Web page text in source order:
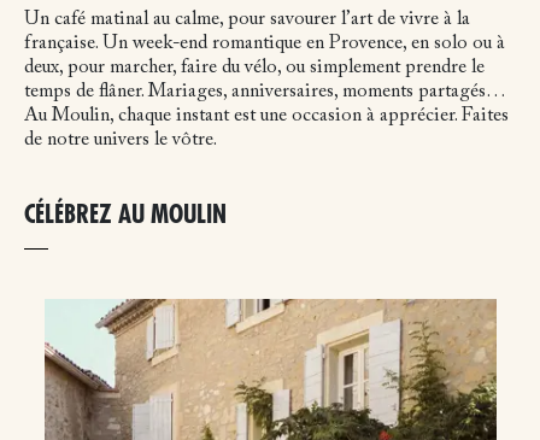
Un café matinal au calme, pour savourer l’art de vivre à la
française. Un week-end romantique en Provence, en solo ou à
deux, pour marcher, faire du vélo, ou simplement prendre le
temps de flâner. Mariages, anniversaires, moments partagés…
Au Moulin, chaque instant est une occasion à apprécier. Faites
de notre univers le vôtre.
CÉLÉBREZ AU MOULIN